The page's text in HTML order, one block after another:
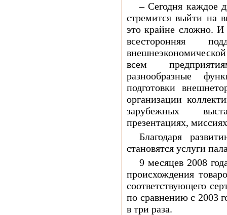
– Сегодня каждое
стремится выйти на
это крайне сложно.
всесторонняя
всем
разнообразные
подготовки
организации
зарубежных
презентациях,
Благодаря
становятся услуги
9 месяцев 2008
происхождения
соответствующего
по сравнению с 2003
в три раза.